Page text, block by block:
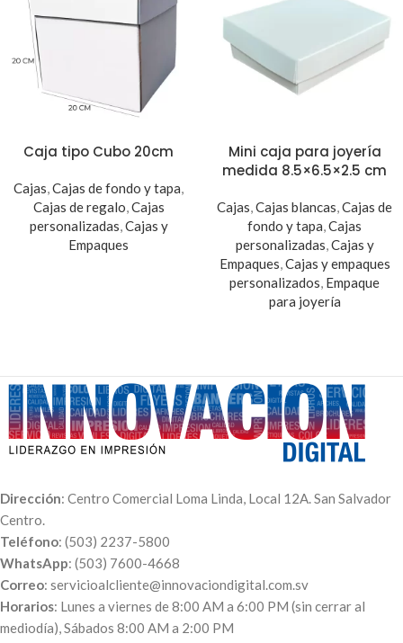
Caja tipo Cubo 20cm
Cajas,Cajas de fondo y tapa,
Cajas de regalo,Cajas
personalizadas,Cajas y
Empaques
Mini caja para joyería
medida 8.5×6.5×2.5 cm
Cajas,Cajas blancas,Cajas de
fondo y tapa,Cajas
personalizadas,Cajas y
Empaques,Cajas y empaques
personalizados, Empaque
para joyería
Dirección: Centro Comercial Loma Linda, Local 12A. San Salvador
Centro.
Teléfono: (503) 2237-5800
WhatsApp: (503) 7600-4668
Correo: servicioalcliente@innovaciondigital.com.sv
Horarios: Lunes a viernes de 8:00 AM a 6:00 PM (sin cerrar al
mediodía), Sábados 8:00 AM a 2:00 PM